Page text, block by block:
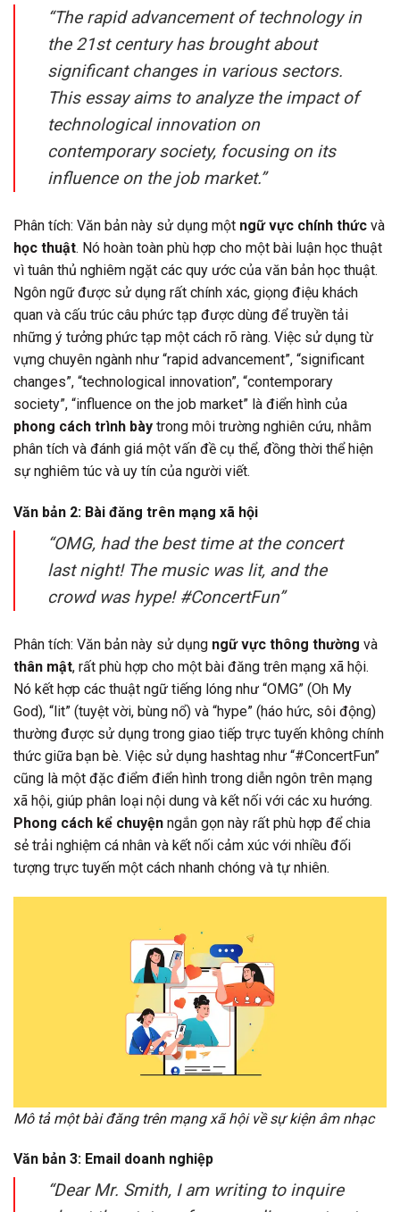
“The rapid advancement of technology in
the 21st century has brought about
significant changes in various sectors.
This essay aims to analyze the impact of
technological innovation on
contemporary society, focusing on its
influence on the job market.”
Phân tích: Văn bản này sử dụng một ngữ vực chính thức và
học thuật. Nó hoàn toàn phù hợp cho một bài luận học thuật
vì tuân thủ nghiêm ngặt các quy ước của văn bản học thuật.
Ngôn ngữ được sử dụng rất chính xác, giọng điệu khách
quan và cấu trúc câu phức tạp được dùng để truyền tải
những ý tưởng phức tạp một cách rõ ràng. Việc sử dụng từ
vựng chuyên ngành như “rapid advancement”, “significant
changes”, “technological innovation”, “contemporary
society”, “influence on the job market” là điển hình của
phong cách trình bày trong môi trường nghiên cứu, nhằm
phân tích và đánh giá một vấn đề cụ thể, đồng thời thể hiện
sự nghiêm túc và uy tín của người viết.
Văn bản 2: Bài đăng trên mạng xã hội
“OMG, had the best time at the concert
last night! The music was lit, and the
crowd was hype! #ConcertFun”
Phân tích: Văn bản này sử dụng ngữ vực thông thường và
thân mật, rất phù hợp cho một bài đăng trên mạng xã hội.
Nó kết hợp các thuật ngữ tiếng lóng như “OMG” (Oh My
God), “lit” (tuyệt vời, bùng nổ) và “hype” (háo hức, sôi động)
thường được sử dụng trong giao tiếp trực tuyến không chính
thức giữa bạn bè. Việc sử dụng hashtag như “#ConcertFun”
cũng là một đặc điểm điển hình trong diễn ngôn trên mạng
xã hội, giúp phân loại nội dung và kết nối với các xu hướng.
Phong cách kể chuyện ngắn gọn này rất phù hợp để chia
sẻ trải nghiệm cá nhân và kết nối cảm xúc với nhiều đối
tượng trực tuyến một cách nhanh chóng và tự nhiên.
Mô tả một bài đăng trên mạng xã hội về sự kiện âm nhạc
Văn bản 3: Email doanh nghiệp
“Dear Mr. Smith, I am writing to inquire